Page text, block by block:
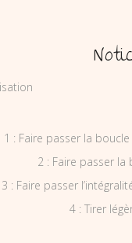
1 : Faire passer la
2 : Faire passer la
3 : Faire passer
4 : Tirer